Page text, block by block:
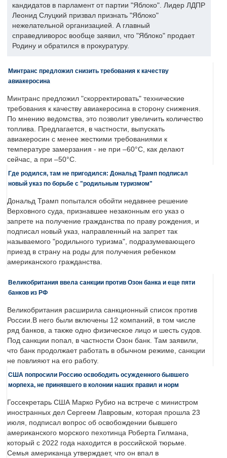
кандидатов в парламент от партии "Яблоко". Лидер ЛДПР
Леонид Слуцкий призвал признать "Яблоко"
нежелательной организацией. А главный
справедливорос вообще заявил, что "Яблоко" продает
Родину и обратился в прокуратуру.
Минтранс предложил снизить требования к качеству
авиакеросина
Минтранс предложил "скорректировать" технические
требования к качеству авиакеросина в сторону снижения.
По мнению ведомства, это позволит увеличить количество
топлива. Предлагается, в частности, выпускать
авиакеросин с менее жесткими требованиями к
температуре замерзания - не при –60°C, как делают
сейчас, а при –50°C.
Где родился, там не пригодился: Дональд Трамп подписал
новый указ по борьбе с "родильным туризмом"
Дональд Трамп попытался обойти недавнее решение
Верховного суда, признавшее незаконным его указ о
запрете на получение гражданства по праву рождения, и
подписал новый указ, направленный на запрет так
называемого "родильного туризма", подразумевающего
приезд в страну на роды для получения ребенком
американского гражданства.
Великобритания ввела санкции против Озон банка и еще пяти
банков из РФ
Великобритания расширила санкционный список против
России.В него были включены 12 компаний, в том числе
ряд банков, а также одно физическое лицо и шесть судов.
Под санкции попал, в частности Озон банк. Там заявили,
что банк продолжает работать в обычном режиме, санкции
не повлияют на его работу.
США попросили Россию освободить осужденного бывшего
морпеха, не принявшего в колонии наших правил и норм
Госсекретарь США Марко Рубио на встрече с министром
иностранных дел Сергеем Лавровым, которая прошла 23
июля, подписал вопрос об освобождении бывшего
американского морского пехотинца Роберта Гилмана,
который с 2022 года находится в российской тюрьме.
Семья американца утверждает, что он впал в